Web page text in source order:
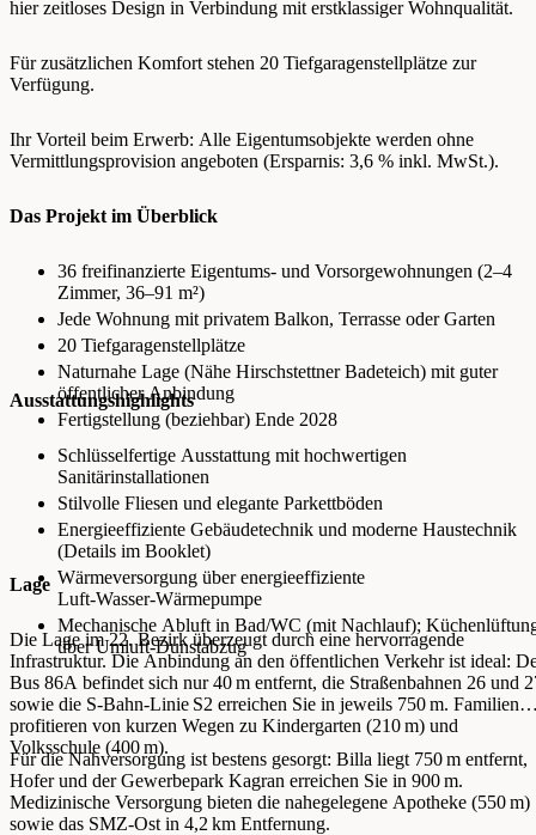
hier zeitloses Design in Verbindung mit erstklassiger Wohnqualität.
Für zusätzlichen Komfort stehen 20 Tiefgaragenstellplätze zur
Verfügung.
Ihr Vorteil beim Erwerb: Alle Eigentumsobjekte werden ohne
Vermittlungsprovision angeboten (Ersparnis: 3,6 % inkl. MwSt.).
Das Projekt im Überblick
36 freifinanzierte Eigentums‑ und Vorsorgewohnungen (2–4
Zimmer, 36–91 m²)
Jede Wohnung mit privatem Balkon, Terrasse oder Garten
20 Tiefgaragenstellplätze
Naturnahe Lage (Nähe Hirschstettner Badeteich) mit guter
öffentlicher Anbindung
Fertigstellung (beziehbar) Ende 2028
Ausstattungshighlights
Schlüsselfertige Ausstattung mit hochwertigen
Sanitärinstallationen
Stilvolle Fliesen und elegante Parkettböden
Energieeffiziente Gebäudetechnik und moderne Haustechnik
(Details im Booklet)
Wärmeversorgung über energieeffiziente
Luft‑Wasser‑Wärmepumpe
Mechanische Abluft in Bad/WC (mit Nachlauf);
über Umluft‑Dunstabzug
Lage
Die Lage im 22. Bezirk überzeugt durch eine hervorragende
Infrastruktur. Die Anbindung an den öffentlichen Verkehr ist ideal:
Bus 86A befindet sich nur 40 m entfernt, die Straßenbahnen 26 und
sowie die S-Bahn-Linie S2 erreichen Sie in jeweils 750 m. Familien
profitieren von kurzen Wegen zu Kindergarten (210 m) und
Volksschule (400 m).
Für die Nahversorgung ist bestens gesorgt: Billa liegt 750 m entfernt,
Hofer und der Gewerbepark Kagran erreichen Sie in 900 m.
Medizinische Versorgung bieten die nahegelegene Apotheke (550 m)
sowie das SMZ-Ost in 4,2 km Entfernung.